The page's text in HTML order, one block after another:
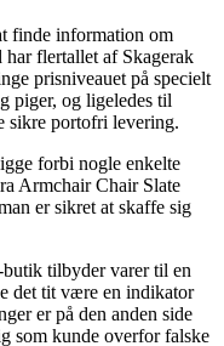
finde information om
flertallet af Skagerak
prisniveauet på specielt
piger, og ligeledes til
sikre portofri levering.
forbi nogle enkelte
Armchair Chair Slate
er sikret at skaffe sig
tilbyder varer til en
det tit være en indikator
er på den anden side
som kunde overfor falske